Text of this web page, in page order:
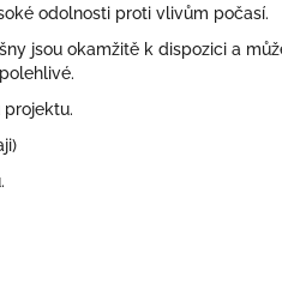
odolnosti proti vlivům počasí.
jsou okamžitě k dispozici a